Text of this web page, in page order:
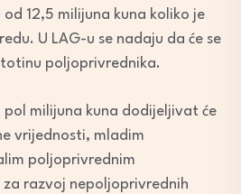
12,5 milijuna kuna koliko je
U LAG-u se nadaju da će se
poljoprivrednika.
pol milijuna kuna dodijeljivat će
vrijednosti, mladim
poljoprivrednim
razvoj nepoljoprivrednih